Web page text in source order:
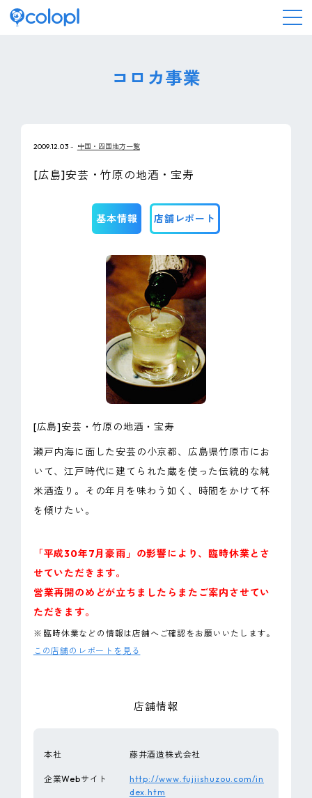
コロカ事業
2009.12.03 中国・四国地方一覧
[広島]安芸・竹原の地酒・宝寿
基本情報 店舗レポート
[広島]安芸・竹原の地酒・宝寿
瀬戸内海に面した安芸の小京都、広島県竹原市にお
いて、江戸時代に建てられた蔵を使った伝統的な純
米酒造り。その年月を味わう如く、時間をかけて杯
を傾けたい。
「平成30年7月豪雨」の影響により、臨時休業とさ
せていただきます。
営業再開のめどが立ちましたらまたご案内させてい
ただきます。
※ 臨時休業などの情報は店舗へご確認をお願いいたします。
この店舗のレポートを見る
店舗情報
本社 藤井酒造株式会社
企業Webサイト
http://www.fujiishuzou.com/in
dex.htm